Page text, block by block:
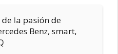
de la pasión de
Benz, smart,